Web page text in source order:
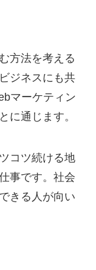
方法を考える
ジネスにも共
マーケティン
に通じます。
コツ続ける地
事です。社会
きる人が向い